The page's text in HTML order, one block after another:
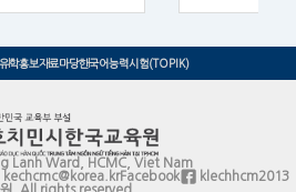
유학홍보자료마당한국어능력시험(TOPIK)
Lanh Ward, HCMC, Viet Nam
kechcmc@korea.krFacebook
klechhcm2013